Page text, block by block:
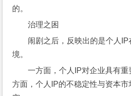
的。
治理之困
闹剧之后，反映出的是个人IP
境。
一方面，个人IP对企业具有
方面，个人IP的不稳定性与资本